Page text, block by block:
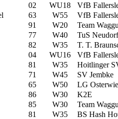
02 WU18 VfB
63 W55 VfB
91 W20 Team
77 W40 TuS
82 W35 T. T.
04 WU16 VfB
81 W35 Hoitlinger
71 W45 SV Jembke
65 W50 LG
86 W30 K2E
85 W30 Team
81 W35 BS Hash